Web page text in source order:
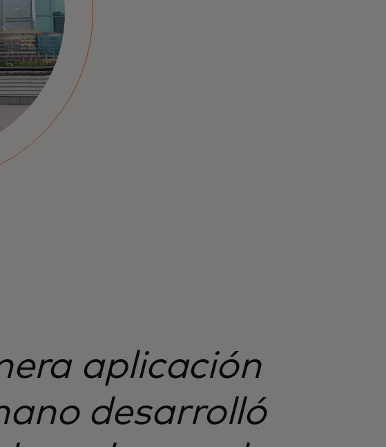
aplicación
desarrolló